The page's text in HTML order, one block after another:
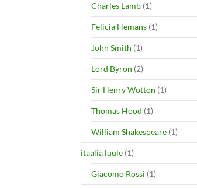
Charles Lamb (1)
Felicia Hemans (1)
John Smith (1)
Lord Byron (2)
Sir Henry Wotton (1)
Thomas Hood (1)
William Shakespeare (1)
itaalia luule (1)
Giacomo Rossi (1)